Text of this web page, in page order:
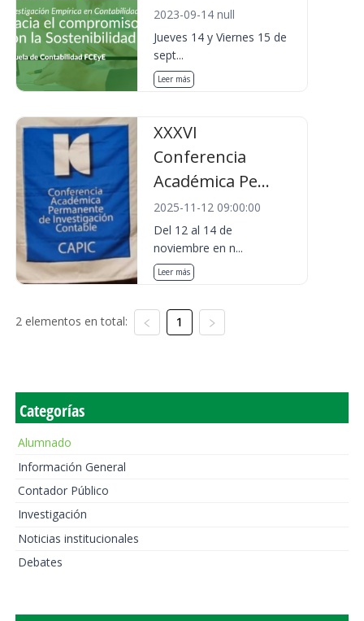
2023-09-14 null
Jueves 14 y Viernes 15 de
sept...
Leer más
XXXVI
Conferencia
Académica Pe...
2025-11-12 09:00:00
Del 12 al 14 de
noviembre en n...
Leer más
2 elementos en total: 1
Categorías
Alumnado
Información General
Contador Público
Investigación
Noticias institucionales
Debates